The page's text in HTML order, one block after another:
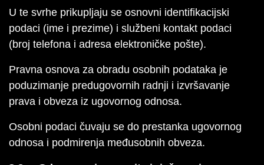
U te svrhe prikupljaju se osnovni identifikacijski
podaci (ime i prezime) i službeni kontakt podaci
(broj telefona i adresa elektroničke pošte).
Pravna osnova za obradu osobnih podataka je
poduzimanje predugovornih radnji i izvršavanje
prava i obveza iz ugovornog odnosa.
Osobni podaci čuvaju se do prestanka ugovornog
odnosa i podmirenja međusobnih obveza.